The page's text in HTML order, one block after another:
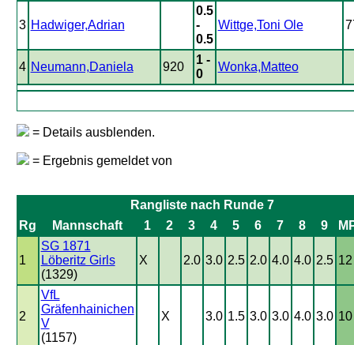
3 Hadwiger,Adrian
0.5
-
0.5
Wittge,Toni Ole
4 Neumann,Daniela 920
1 -
0
Wonka,Matteo
= Details ausblenden.
= Ergebnis gemeldet von
Rangliste nach Runde 7
Rg
Mannschaft 1 2 3 4 5 6 7 8 9
1
SG 1871
Löberitz Girls
(1329)
X 2.0 3.0 2.5 2.0 4.0 4.0 2.5 12
2
VfL
Gräfenhainichen
V
(1157)
X 3.0 1.5 3.0 3.0 4.0 3.0 10